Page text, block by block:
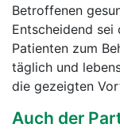
Betroffenen
Entscheidend
Patienten zum
täglich und
die gezeigten
Auch der